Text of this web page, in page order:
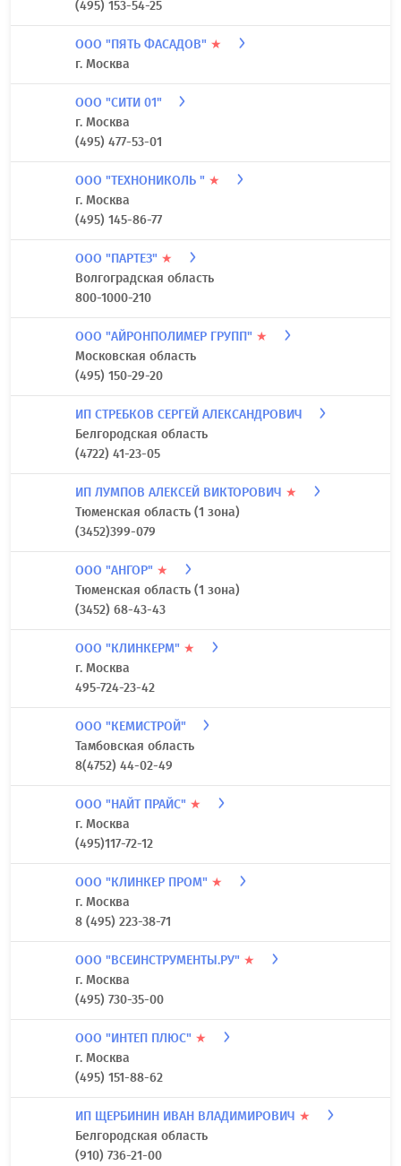
(495) 153-54-25
ООО "ПЯТЬ ФАСАДОВ" ★
г. Москва
ООО "СИТИ 01"
г. Москва
(495) 477-53-01
ООО "ТЕХНОНИКОЛЬ " ★
г. Москва
(495) 145-86-77
ООО "ПАРТЕЗ" ★
Волгоградская область
800-1000-210
ООО "АЙРОНПОЛИМЕР ГРУПП" ★
Московская область
(495) 150-29-20
ИП СТРЕБКОВ СЕРГЕЙ АЛЕКСАНДРОВИЧ
Белгородская область
(4722) 41-23-05
ИП ЛУМПОВ АЛЕКСЕЙ ВИКТОРОВИЧ ★
Тюменская область (1 зона)
(3452)399-079
ООО "АНГОР" ★
Тюменская область (1 зона)
(3452) 68-43-43
ООО "КЛИНКЕРМ" ★
г. Москва
495-724-23-42
ООО "КЕМИСТРОЙ"
Тамбовская область
8(4752) 44-02-49
ООО "НАЙТ ПРАЙС" ★
г. Москва
(495)117-72-12
ООО "КЛИНКЕР ПРОМ" ★
г. Москва
8 (495) 223-38-71
ООО "ВСЕИНСТРУМЕНТЫ.РУ" ★
г. Москва
(495) 730-35-00
ООО "ИНТЕП ПЛЮС" ★
г. Москва
(495) 151-88-62
ИП ЩЕРБИНИН ИВАН ВЛАДИМИРОВИЧ ★
Белгородская область
(910) 736-21-00